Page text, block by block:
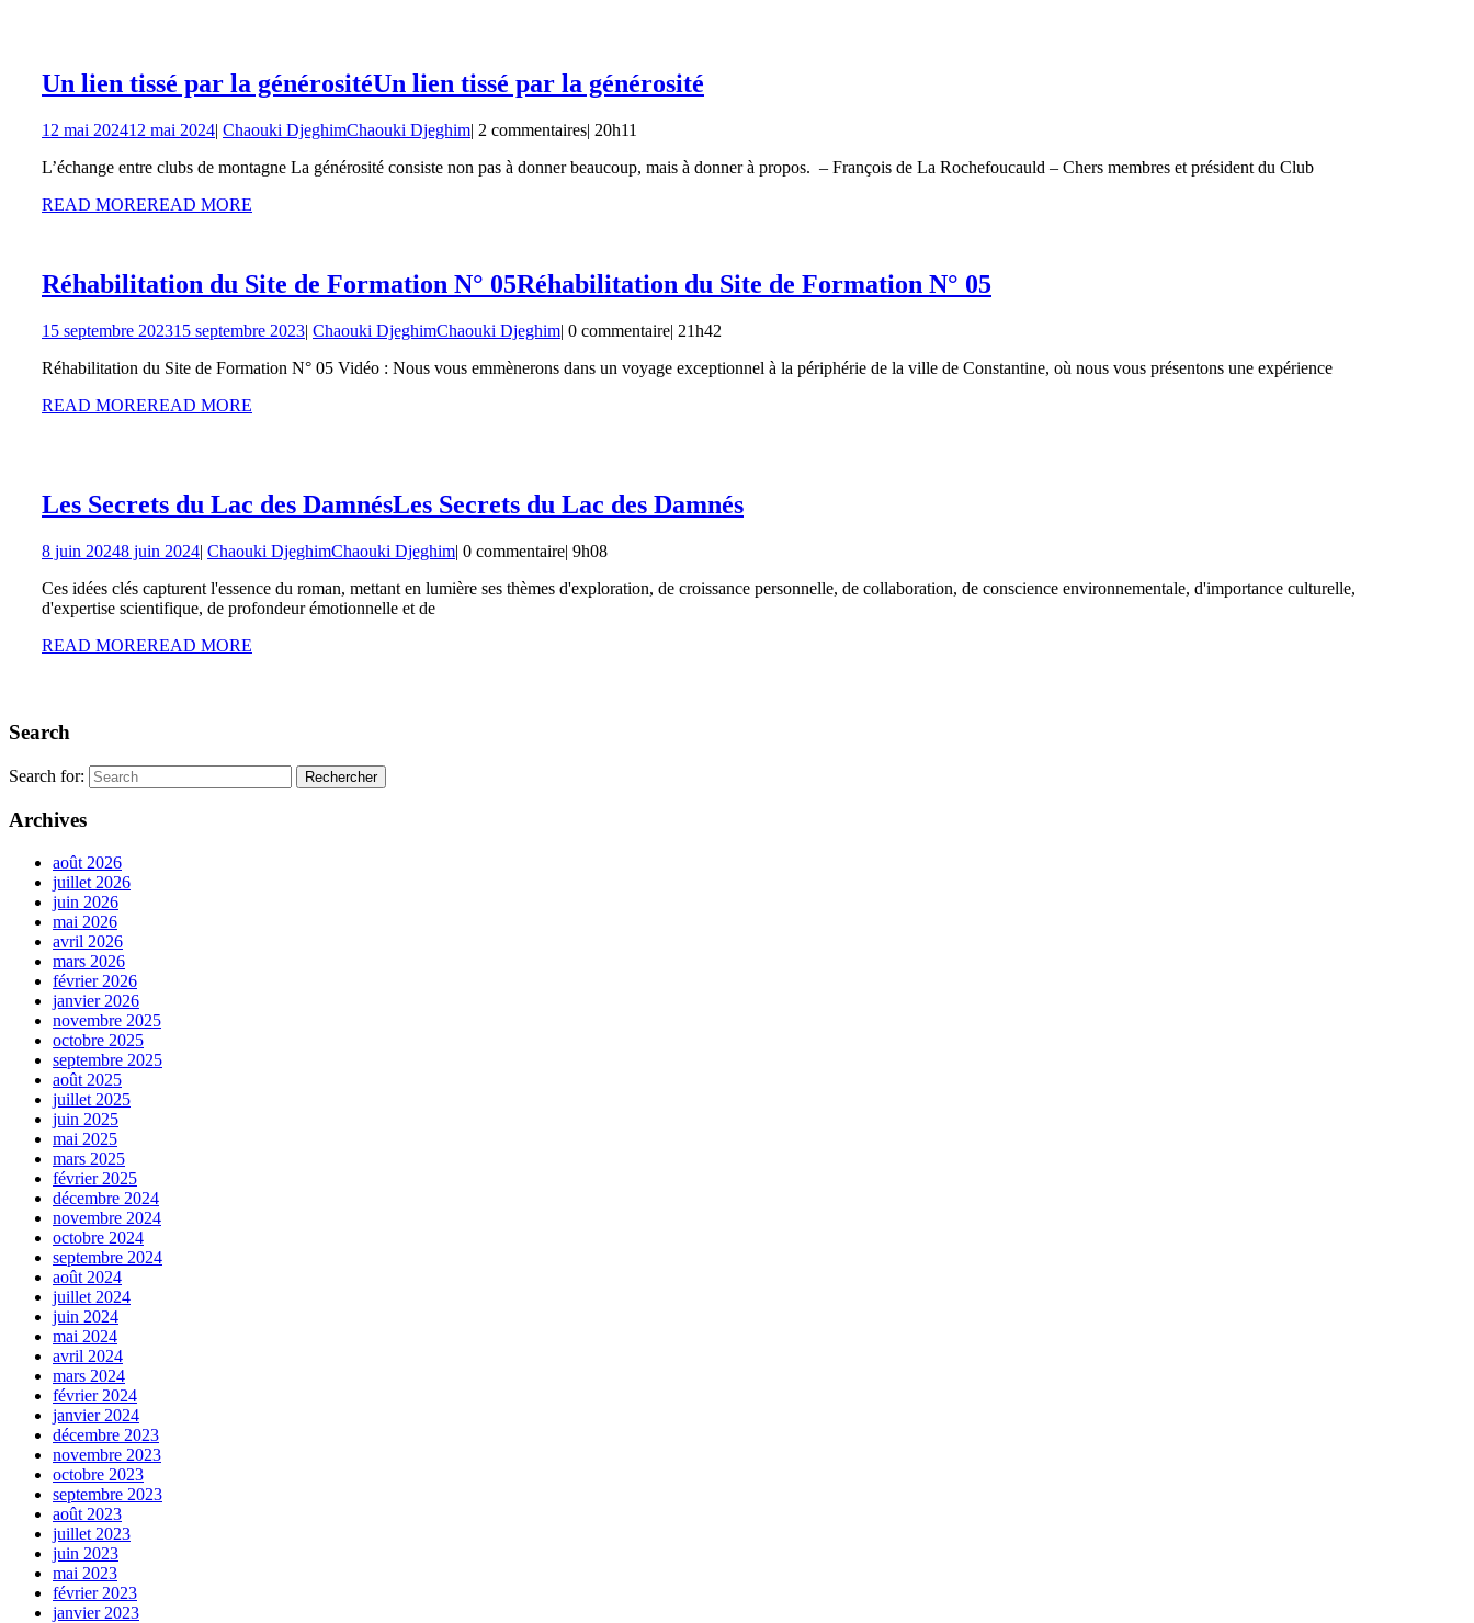
Un lien tissé par la générositéUn lien tissé par la générosité
12 mai 202412 mai 2024| Chaouki DjeghimChaouki Djeghim| 2 commentaires| 20h11
L’échange entre clubs de montagne La générosité consiste non pas à donner beaucoup, mais à donner à propos. – François de La Rochefoucauld – Chers membres et président du Club
READ MOREREAD MORE
Réhabilitation du Site de Formation N° 05Réhabilitation du Site de Formation N° 05
15 septembre 202315 septembre 2023| Chaouki DjeghimChaouki Djeghim| 0 commentaire| 21h42
Réhabilitation du Site de Formation N° 05 Vidéo : Nous vous emmènerons dans un voyage exceptionnel à la périphérie de la ville de Constantine, où nous vous présentons une expérience
READ MOREREAD MORE
Les Secrets du Lac des DamnésLes Secrets du Lac des Damnés
8 juin 20248 juin 2024| Chaouki DjeghimChaouki Djeghim| 0 commentaire| 9h08
Ces idées clés capturent l'essence du roman, mettant en lumière ses thèmes d'exploration, de croissance personnelle, de collaboration, de conscience environnementale, d'importance culturelle,
d'expertise scientifique, de profondeur émotionnelle et de
READ MOREREAD MORE
Search
Search for:
Archives
août 2026
juillet 2026
juin 2026
mai 2026
avril 2026
mars 2026
février 2026
janvier 2026
novembre 2025
octobre 2025
septembre 2025
août 2025
juillet 2025
juin 2025
mai 2025
mars 2025
février 2025
décembre 2024
novembre 2024
octobre 2024
septembre 2024
août 2024
juillet 2024
juin 2024
mai 2024
avril 2024
mars 2024
février 2024
janvier 2024
décembre 2023
novembre 2023
octobre 2023
septembre 2023
août 2023
juillet 2023
juin 2023
mai 2023
février 2023
janvier 2023